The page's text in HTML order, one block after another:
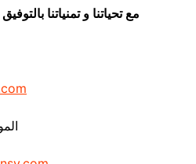
مع تحياتنا و تمنياتنا